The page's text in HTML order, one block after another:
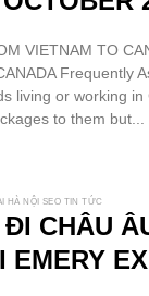
VIETNAM TO
Frequently
living or working in
to them but...
HÀ NỘI SEO TIN TỨC
CHÂU
EMERY